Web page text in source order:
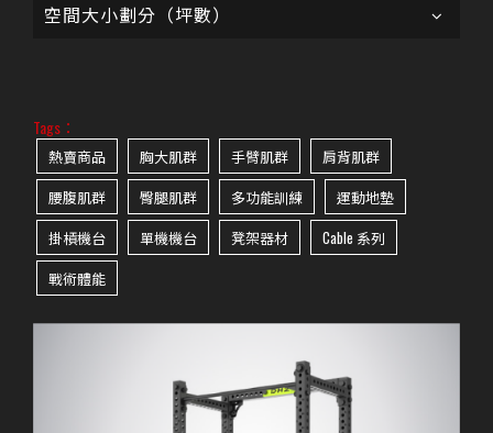
空間大小劃分（坪數）
Tags：
熱賣商品 胸大肌群 手臂肌群
肩背肌群
腰腹肌群
臀腿肌群 多功能訓練
運動地墊
掛槓機台
單機機台 凳架器材
Cable 系列
戰術體能